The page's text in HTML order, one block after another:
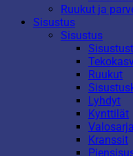
Ruukut ja
Sisustus
Sisustus
Ruukut
Lyhdyt
Kynttilät
Kranssit